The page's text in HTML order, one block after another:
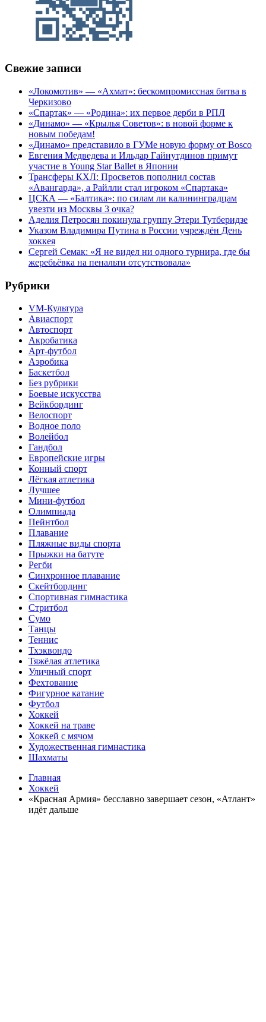
Свежие записи
«Локомотив» — «Ахмат»: бескомпромиссная битва в
Черкизово
«Спартак» — «Родина»: их первое дерби в РПЛ
«Динамо» — «Крылья Советов»: в новой форме к
новым победам!
«Динамо» представило в ГУМе новую форму от Bosco
Евгения Медведева и Ильдар Гайнутдинов примут
участие в Young Star Ballet в Японии
Трансферы КХЛ: Просветов пополнил состав
«Авангарда», а Райлли стал игроком «Спартака»
ЦСКА — «Балтика»: по силам ли калининградцам
увезти из Москвы 3 очка?
Аделия Петросян покинула группу Этери Тутберидзе
Указом Владимира Путина в России учреждён День
хоккея
Сергей Семак: «Я не видел ни одного турнира, где бы
жеребьёвка на пенальти отсутствовала»
Рубрики
VM-Культура
Авиаспорт
Автоспорт
Акробатика
Арт-футбол
Аэробика
Баскетбол
Без рубрики
Боевые искусства
Вейкбординг
Велоспорт
Водное поло
Волейбол
Гандбол
Европейские игры
Конный спорт
Лёгкая атлетика
Лучшее
Мини-футбол
Олимпиада
Пейнтбол
Плавание
Пляжные виды спорта
Прыжки на батуте
Регби
Синхронное плавание
Скейтбординг
Спортивная гимнастика
Стритбол
Сумо
Танцы
Теннис
Тхэквондо
Тяжёлая атлетика
Уличный спорт
Фехтование
Фигурное катание
Футбол
Хоккей
Хоккей на траве
Хоккей с мячом
Художественная гимнастика
Шахматы
Главная
Хоккей
«Красная Армия» бесславно завершает сезон, «Атлант»
идёт дальше